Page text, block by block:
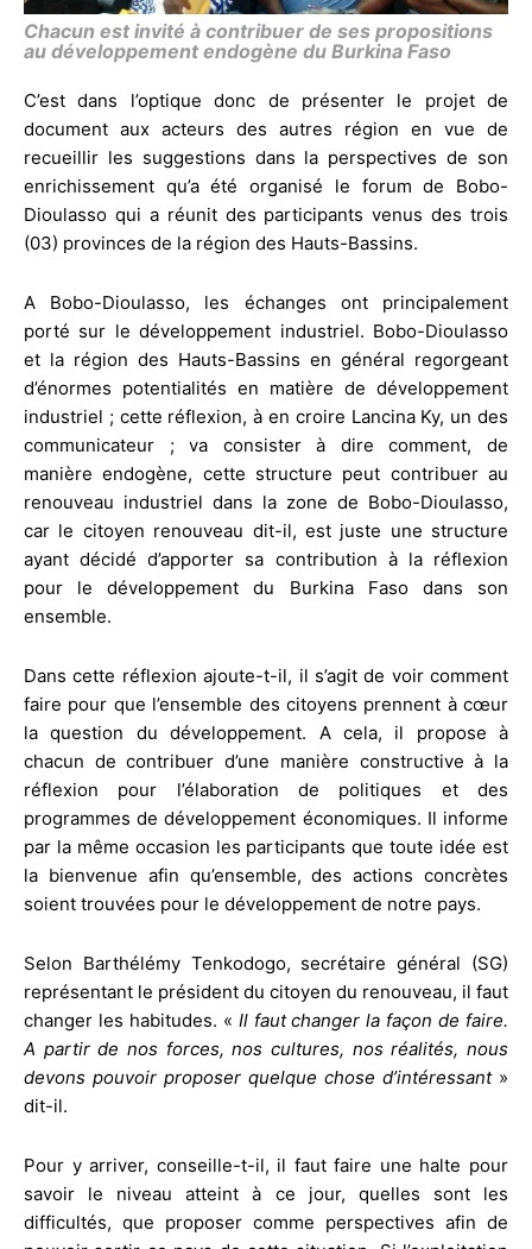
Chacun est invité à contribuer de ses propositions
au développement endogène du Burkina Faso
C’est dans l’optique donc de présenter le projet de
document aux acteurs des autres région en vue de
recueillir les suggestions dans la perspectives de son
enrichissement qu’a été organisé le forum de Bobo-
Dioulasso qui a réunit des participants venus des trois
(03) provinces de la région des Hauts-Bassins.
A Bobo-Dioulasso, les échanges ont principalement
porté sur le développement industriel. Bobo-Dioulasso
et la région des Hauts-Bassins en général regorgeant
d’énormes potentialités en matière de développement
industriel ; cette réflexion, à en croire Lancina Ky, un des
communicateur ; va consister à dire comment, de
manière endogène, cette structure peut contribuer au
renouveau industriel dans la zone de Bobo-Dioulasso,
car le citoyen renouveau dit-il, est juste une structure
ayant décidé d’apporter sa contribution à la réflexion
pour le développement du Burkina Faso dans son
ensemble.
Dans cette réflexion ajoute-t-il, il s’agit de voir comment
faire pour que l’ensemble des citoyens prennent à cœur
la question du développement. A cela, il propose à
chacun de contribuer d’une manière constructive à la
réflexion pour l’élaboration de politiques et des
programmes de développement économiques. Il informe
par la même occasion les participants que toute idée est
la bienvenue afin qu’ensemble, des actions concrètes
soient trouvées pour le développement de notre pays.
Selon Barthélémy Tenkodogo, secrétaire général (SG)
représentant le président du citoyen du renouveau, il faut
changer les habitudes. « Il faut changer la façon de faire.
A partir de nos forces, nos cultures, nos réalités, nous
devons pouvoir proposer quelque chose d’intéressant»
dit-il.
Pour y arriver, conseille-t-il, il faut faire une halte pour
savoir le niveau atteint à ce jour, quelles sont les
difficultés, que proposer comme perspectives afin de